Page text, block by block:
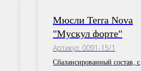
Мюсли Terra Nova
"Мускул форте"
Артикул: 0091-15/1
Сбалансированный состав, с